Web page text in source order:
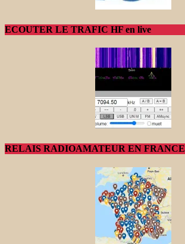
ECOUTER LE TRAFIC HF en live
RELAIS RADIOAMATEUR EN FRANCE